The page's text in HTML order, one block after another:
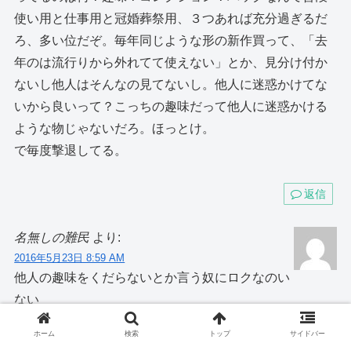
使い用と仕事用と冠婚葬祭用、３つあれば充分過ぎるだ
ろ、多い位だぞ。毎年同じような形の新作買って、「去
年のは流行りから外れてて使えない」とか、見分け付か
ないし他人はそんなの見てないし。他人に迷惑かけてな
いから良いって？こっちの趣味だって他人に迷惑かける
ような物じゃないだろ。ほっとけ。
で毎度撃退してる。
返信
名無しの難民 より:
2016年5月23日 8:59 AM
他人の趣味をくだらないとか言う奴にロクなのい
ない
というわけで>73は義姉と同類
ホーム 検索 トップ サイドバー